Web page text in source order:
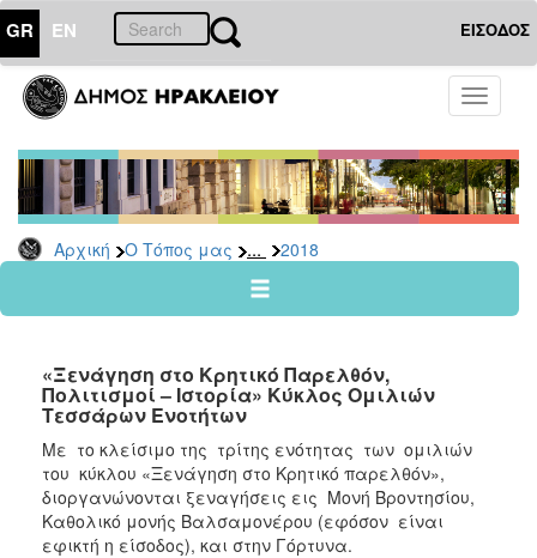
GR EN ΕΙΣΟΔΟΣ
Toggle
Αρχική Ο Τόπος μας ... 2018
ΤΟΠΟΣ
ΜΑΣ
Ανακοινώσεις
Αρχείο
2026
2024
2022
2021
2020
2019
2018
«Ξενάγηση στο Κρητικό Παρελθόν,
Πολιτισμοί – Ιστορία» Κύκλος Ομιλιών
Τεσσάρων Ενοτήτων
Με το κλείσιμο της τρίτης ενότητας των ομιλιών
του κύκλου «Ξενάγηση στο Κρητικό παρελθόν»,
διοργανώνονται ξεναγήσεις εις Μονή Βροντησίου,
Καθολικό μονής Βαλσαμονέρου (εφόσον είναι
εφικτή η είσοδος), και στην Γόρτυνα.